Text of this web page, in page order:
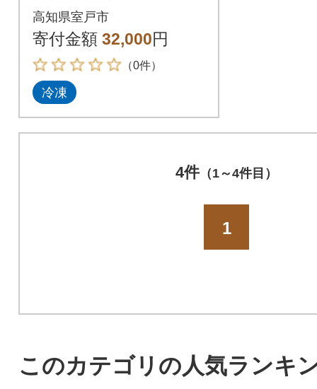
チーズバーガーセッ
ト【オーロラソー
ス】【7人前】
高知県室戸市
寄付金額 32,000円
（0件）
冷凍
4件（1～4件目）
1
このカテゴリの人気ランキ